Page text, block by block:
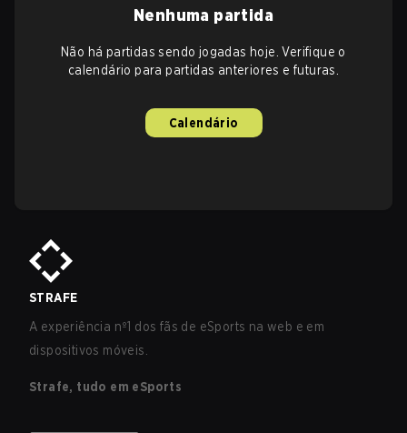
Nenhuma partida
Não há partidas sendo jogadas hoje. Verifique o
calendário para partidas anteriores e futuras.
Calendário
STRAFE
A experiência nº1 dos fãs de eSports na web e em
dispositivos móveis.
Strafe, tudo em eSports